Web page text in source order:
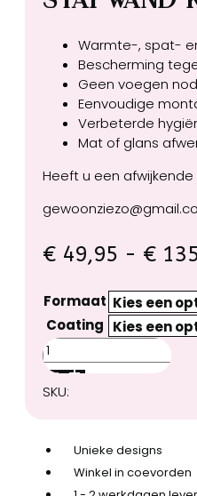
Warmte-, spat-
Bescherming
Geen voegen
Eenvoudige
Verbeterde
Mat of glans
Heeft u een
€ 49,95 - €
Formaat
Coating
Stapwand
Keuken
Wine
aantal
SKU:
Unieke designs
Winkel in coevorden